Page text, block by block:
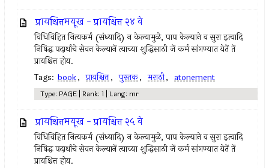
प्रायश्चित्तमयूख - प्रायश्चित्त २४ वे
विधिविहित नित्‍यकर्म (संध्यादि) न केल्‍यामुळे, पाप केल्याने व सुरा इत्‍यादि
निषिद्ध पदार्थांचे सेवन केल्‍यानें त्‍याच्या शुद्धिसाठी जें कर्म सांगण्यात येतें तें
प्रायश्चित्त होय.
Tags: book, प्रायश्चित्त, पुस्तक, मराठी, atonement
Type: PAGE | Rank: 1 | Lang: mr
प्रायश्चित्तमयूख - प्रायश्चित्त २५ वे
विधिविहित नित्‍यकर्म (संध्यादि) न केल्‍यामुळे, पाप केल्याने व सुरा इत्‍यादि
निषिद्ध पदार्थांचे सेवन केल्‍यानें त्‍याच्या शुद्धिसाठी जें कर्म सांगण्यात येतें तें
प्रायश्चित्त होय.